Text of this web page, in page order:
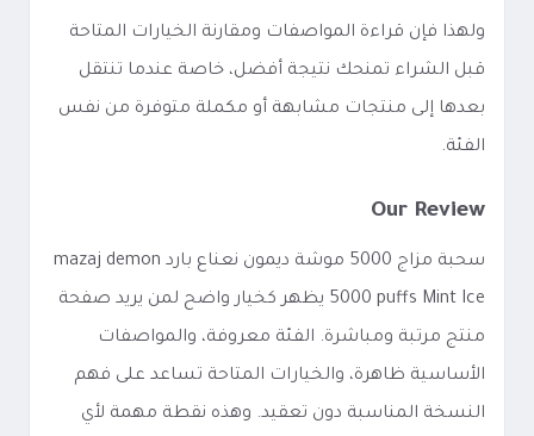
ولهذا فإن قراءة المواصفات ومقارنة الخيارات المتاحة
قبل الشراء تمنحك نتيجة أفضل، خاصة عندما تنتقل
بعدها إلى منتجات مشابهة أو مكملة متوفرة من نفس
الفئة.
Our Review
سحبة مزاج 5000 موشة ديمون نعناع بارد mazaj demon
5000 puffs Mint Ice يظهر كخيار واضح لمن يريد صفحة
منتج مرتبة ومباشرة. الفئة معروفة، والمواصفات
الأساسية ظاهرة، والخيارات المتاحة تساعد على فهم
النسخة المناسبة دون تعقيد. وهذه نقطة مهمة لأي